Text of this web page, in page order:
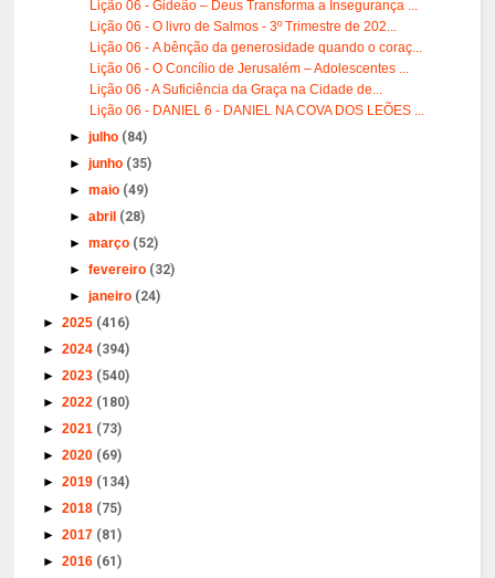
Lição 06 - Gideão – Deus Transforma a Insegurança ...
Lição 06 - O livro de Salmos - 3º Trimestre de 202...
Lição 06 - A bênção da generosidade quando o coraç...
Lição 06 - O Concílio de Jerusalém – Adolescentes ...
Lição 06 - A Suficiência da Graça na Cidade de...
Lição 06 - DANIEL 6 - DANIEL NA COVA DOS LEÕES ...
►julho (84)
►junho (35)
►maio (49)
►abril (28)
►março (52)
►fevereiro (32)
►janeiro (24)
►2025 (416)
►2024 (394)
►2023 (540)
►2022 (180)
►2021 (73)
►2020 (69)
►2019 (134)
►2018 (75)
►2017 (81)
►2016 (61)